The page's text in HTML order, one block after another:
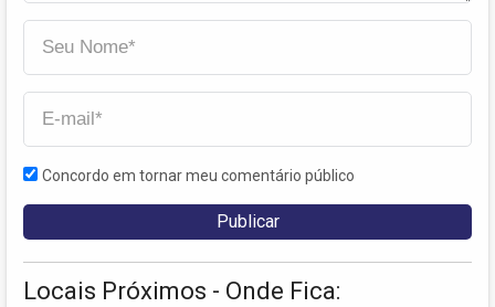
Concordo em tornar meu comentário público
Locais Próximos - Onde Fica: